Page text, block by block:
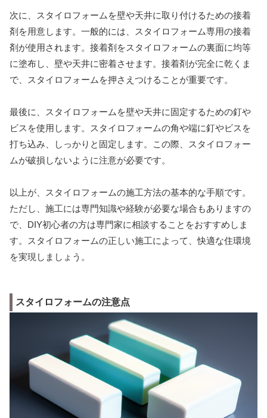
次に、スタイロフォームを壁や天井に取り付けるための接着
剤を用意します。一般的には、スタイロフォーム専用の接着
剤が使用されます。接着剤をスタイロフォームの裏面に均等
に塗布し、壁や天井に密着させます。接着剤が完全に乾くま
で、スタイロフォームを押さえつけることが重要です。
最後に、スタイロフォームを壁や天井に固定するための釘や
ビスを使用します。スタイロフォームの角や端に釘やビスを
打ち込み、しっかりと固定します。この際、スタイロフォー
ムが破損しないように注意が必要です。
以上が、スタイロフォームの施工方法の基本的な手順です。
ただし、施工には専門知識や経験が必要な場合もありますの
で、DIY初心者の方は専門家に相談することをおすすめしま
す。スタイロフォームの正しい施工によって、快適な住環境
を実現しましょう。
スタイロフォームの注意点